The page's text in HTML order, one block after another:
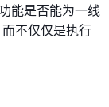
能是否能为一线
不仅仅是执行